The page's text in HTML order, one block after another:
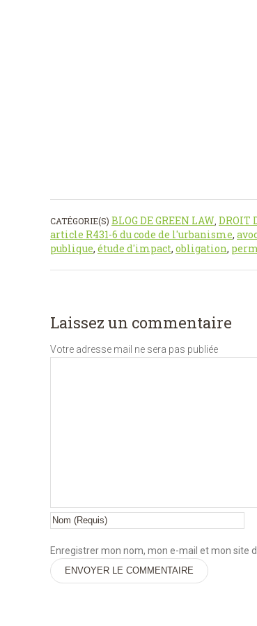
CATÉGORIE(S) BLOG DE GREEN LAW DROIT
article R431-6 du code de l'urbanisme,
publique, étude d'impact, obligation,
Laissez un commentaire
Votre adresse mail ne sera pas publiée
Enregistrer mon nom, mon e-mail et mon site